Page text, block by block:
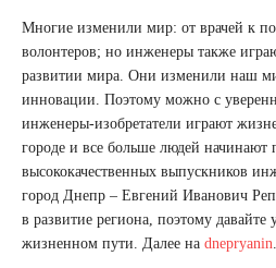
Многие изменили мир: от врачей к
волонтеров; но инженеры также
развитии мира. Они изменили наш
инновации. Поэтому можно с
инженеры-изобретатели играют
городе и все больше людей начинают
высококачественных выпускников
город Днепр – Евгений Иванович
в развитие региона, поэтому
жизненном пути. Далее на dnepryanin.